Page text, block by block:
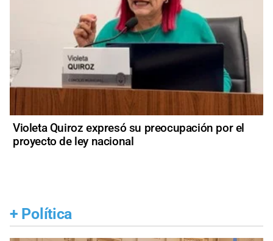
Violeta Quiroz expresó su preocupación por el
proyecto de ley nacional
+ Política